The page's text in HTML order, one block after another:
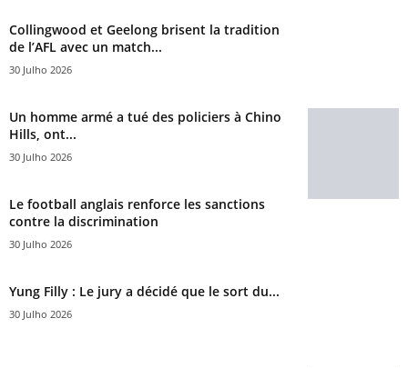
Collingwood et Geelong brisent la tradition
de l’AFL avec un match...
30 Julho 2026
Un homme armé a tué des policiers à Chino
Hills, ont...
30 Julho 2026
Le football anglais renforce les sanctions
contre la discrimination
30 Julho 2026
Yung Filly : Le jury a décidé que le sort du...
30 Julho 2026